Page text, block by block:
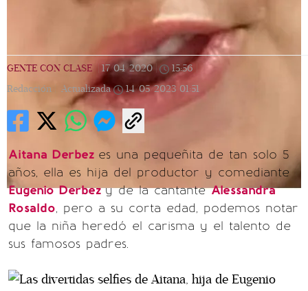
GENTE CON CLASE 17/04/2020 15:56
Redacción |
Actualizada 14/05/2023 01:51
Aitana Derbez es una pequeñita de tan solo 5
años, ella es hija del productor y comediante
Eugenio Derbezy de la cantanteAlessandra
Rosaldo, pero a su corta edad, podemos notar
que la niña heredó el carisma y el talento de
sus famosos padres.